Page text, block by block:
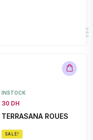
INSTOCK
30 DH
TERRASANA ROUES
SALE!